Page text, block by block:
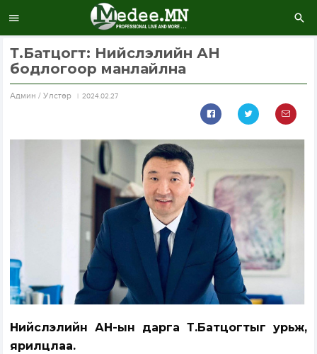
Т.Батцогт: Нийслэлийн АН
бодлогоор манлайлна
Aдмин / Улстөр 2024.02.27
Нийслэлийн АН-ын дарга Т.Батцогтыг урьж,
ярилцлаа.